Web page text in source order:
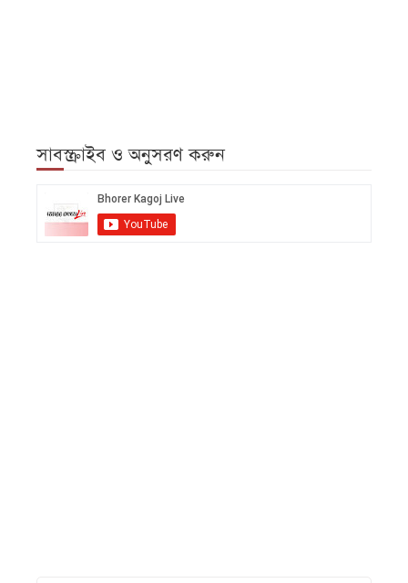
সাবস্ক্রাইব ও অনুসরণ করুন